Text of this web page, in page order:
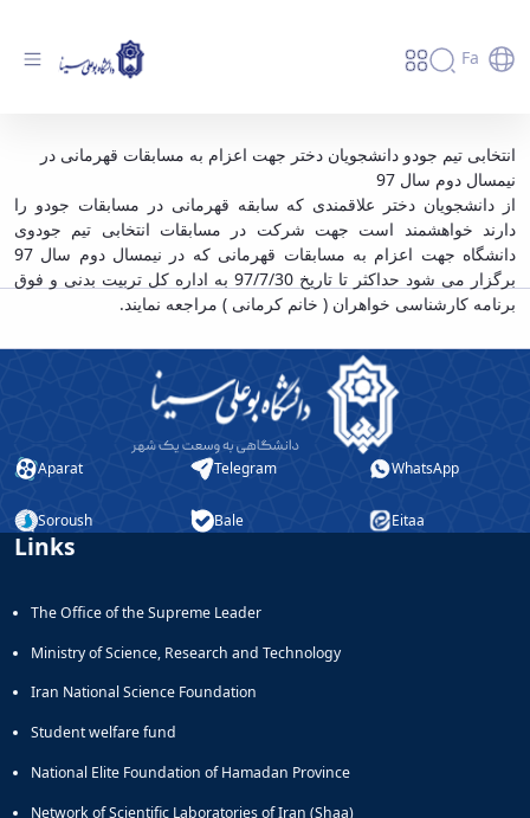
Fa
انتخابی تیم جودو دانشجویان دختر دانشگاه -
انتخابی تیم جودو دانشجویان دختر جهت اعزام به مسابقات قهرمانی در
نیمسال دوم سال 97
از دانشجویان دختر علاقمندی که سابقه قهرمانی در مسابقات جودو را
دارند خواهشمند است جهت شرکت در مسابقات انتخابی تیم جودوی
دانشگاه جهت اعزام به مسابقات قهرمانی که در نیمسال دوم سال 97
برگزار می شود حداکثر تا تاریخ 97/7/30 به اداره کل تربیت بدنی و فوق
برنامه کارشناسی خواهران ( خانم کرمانی ) مراجعه نمایند.
Aparat Telegram WhatsApp
Soroush Bale Eitaa
Links
The Office of the Supreme Leader
Ministry of Science, Research and Technology
Iran National Science Foundation
Student welfare fund
National Elite Foundation of Hamadan Province
Network of Scientific Laboratories of Iran (Shaa)